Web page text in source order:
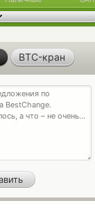
BTC-кран